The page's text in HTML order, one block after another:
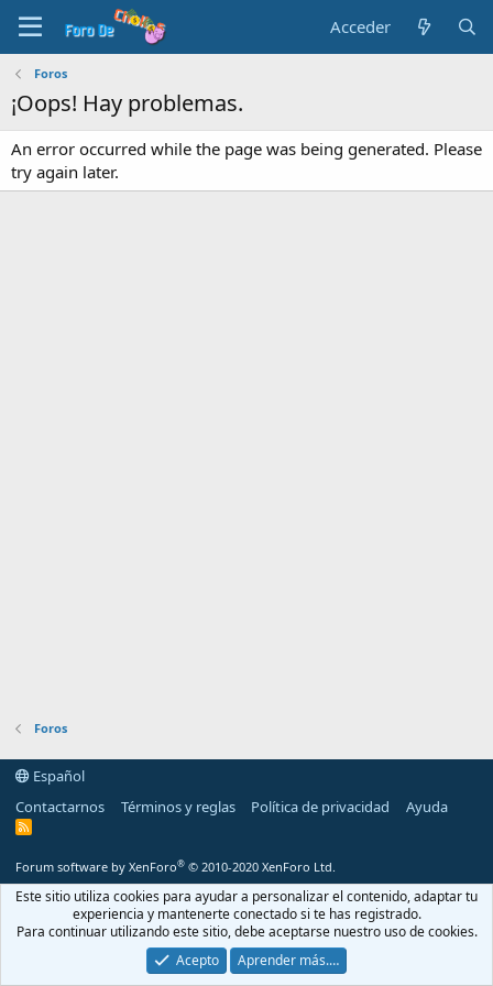
Acceder
Foros
¡Oops! Hay problemas.
An error occurred while the page was being generated. Please
try again later.
Foros
Español
Contactarnos
Términos y reglas Política de privacidad Ayuda
R
Forum software by XenForo® © 2010-2020 XenForo Ltd.
Este sitio utiliza cookies para ayudar a personalizar el contenido, adaptar tu
experiencia y mantenerte conectado si te has registrado.
Para continuar utilizando este sitio, debe aceptarse nuestro uso de cookies.
Acepto
Aprender más.…